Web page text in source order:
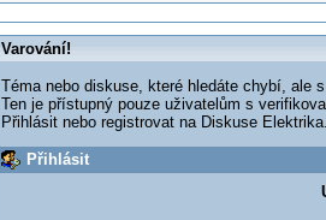
Varování!
Téma nebo diskuse, které hledáte chybí, ale
Ten je přístupný pouze uživatelům s
Přihlásit nebo registrovat na Diskuse
Přihlásit